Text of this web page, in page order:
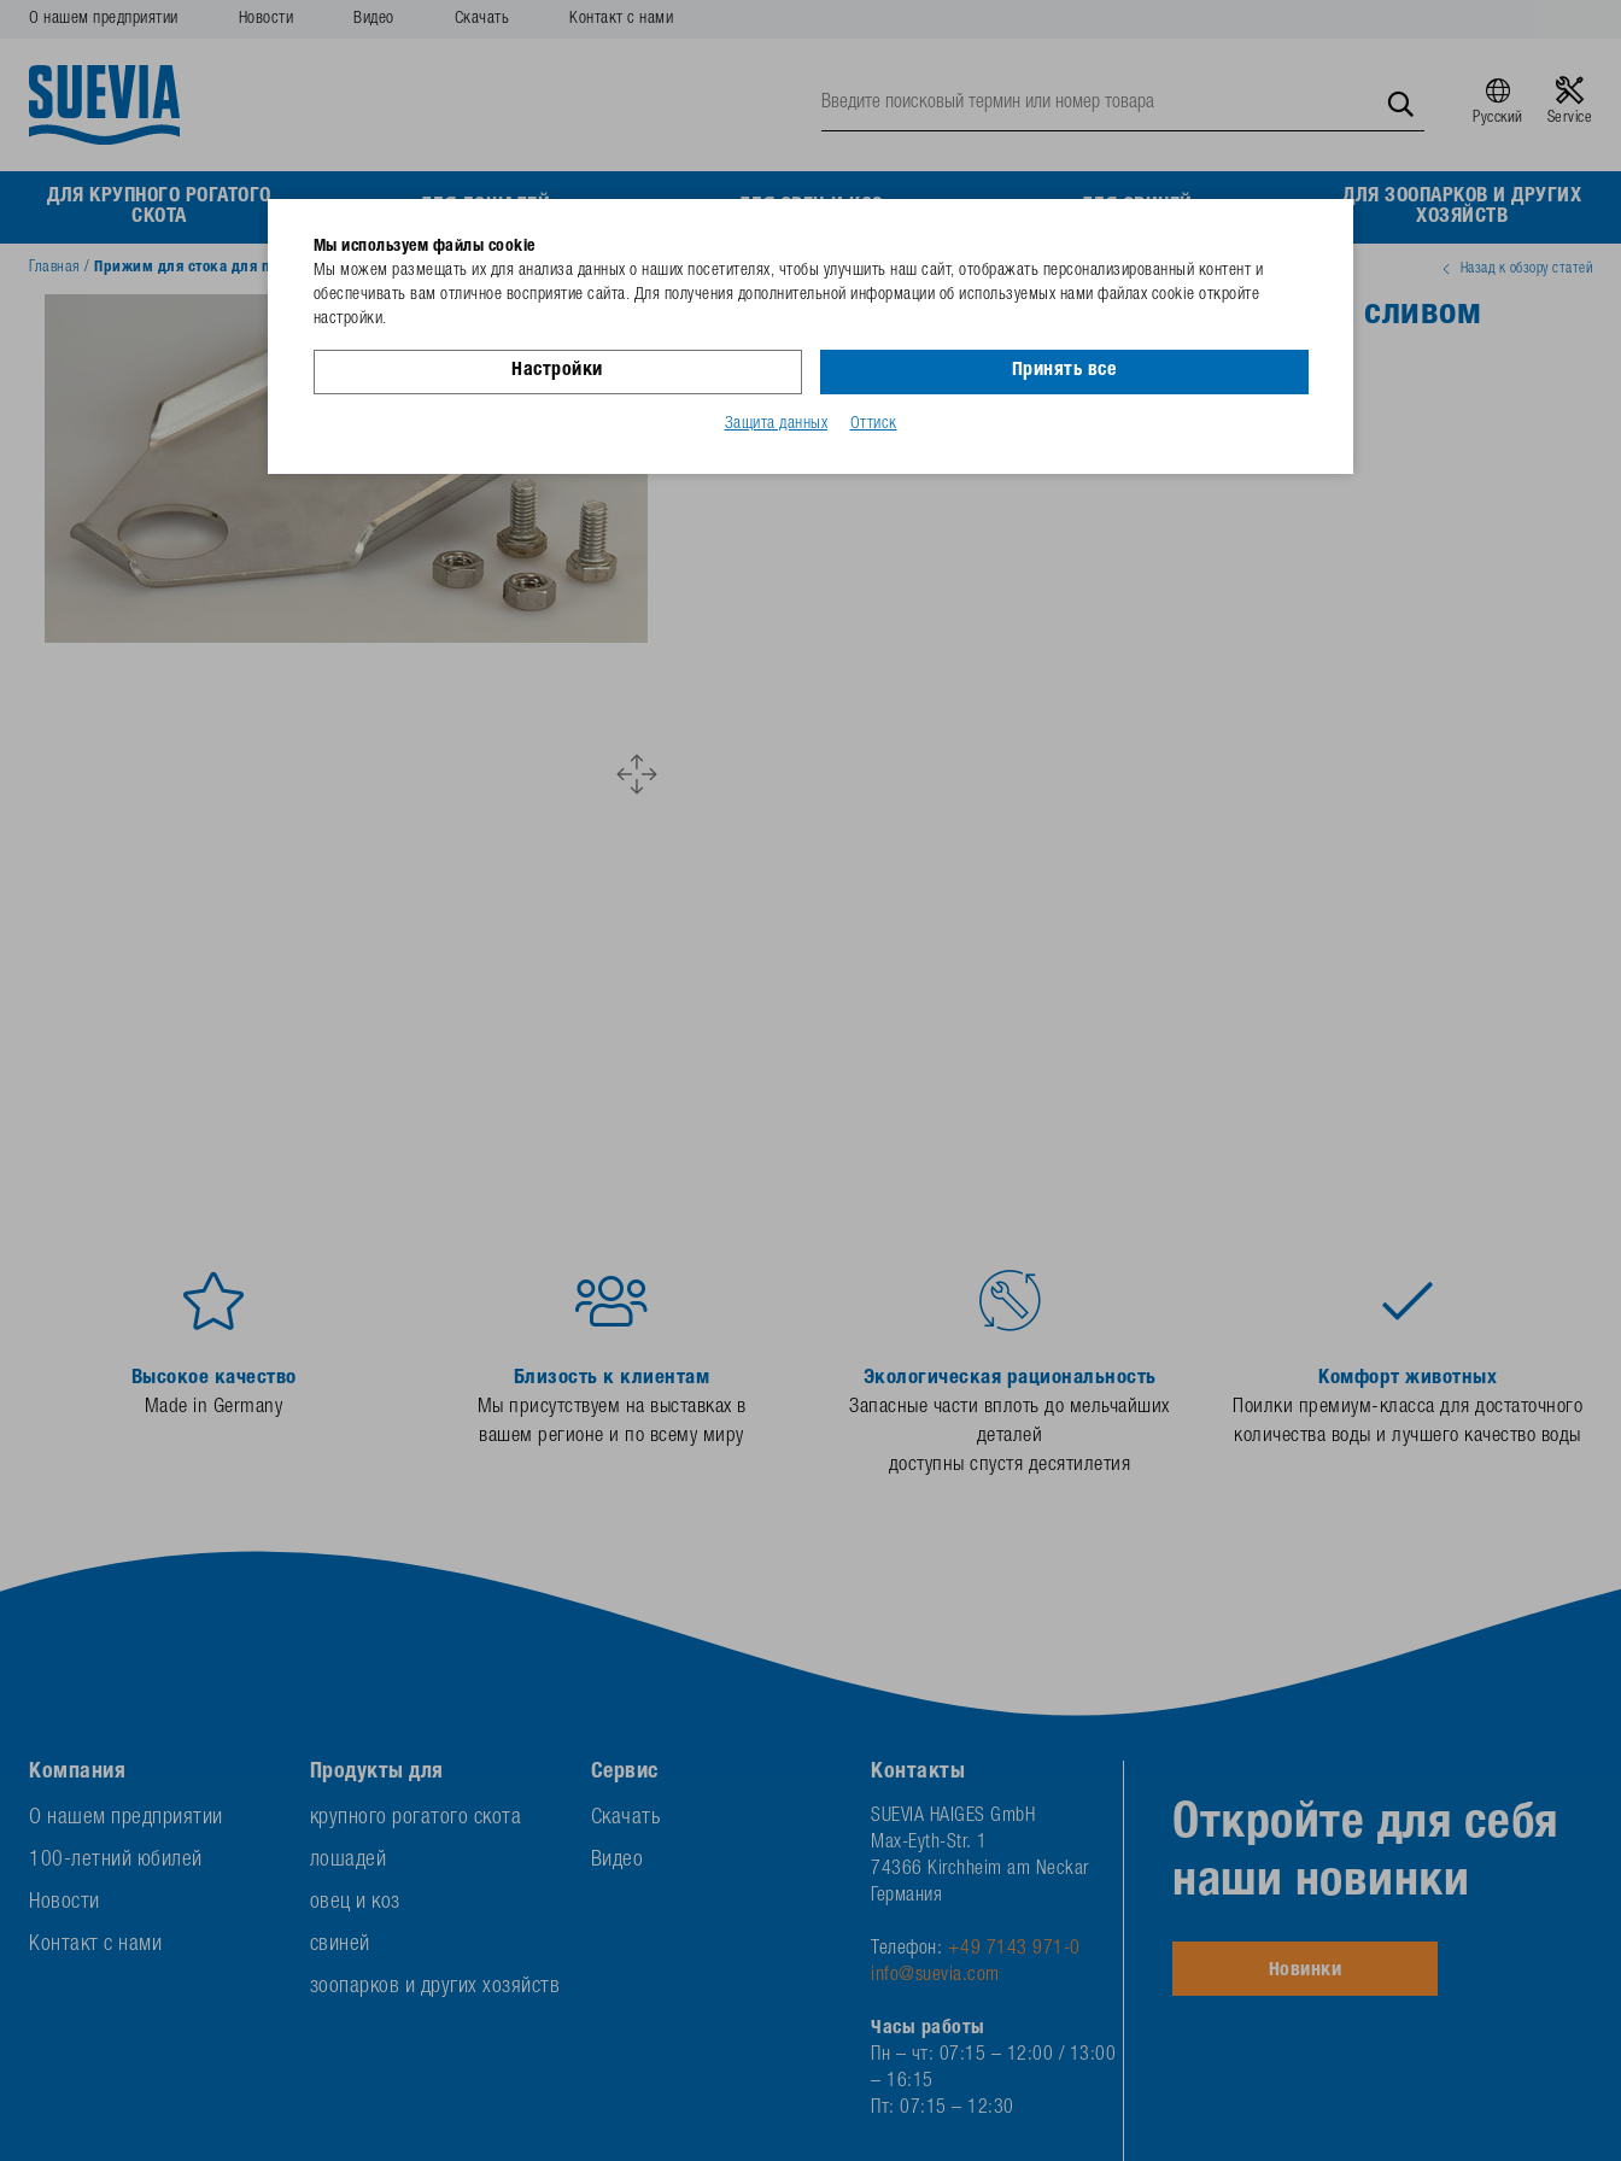
О нашем предприятии Новости Видео Скачать Контакт с нами
Русский Service
ДЛЯ КРУПНОГО РОГАТОГО
СКОТА
ДЛЯ ЗООПАРКОВ И ДРУГИХ
ХОЗЯЙСТВ
Главная / Прижим для стока для поилки с быстрым сливом Назад к обзору статей
Прижим для стока для поилки с быстрым сливом
132.6038
Высокое качество
Made in Germany
Близость к клиентам
Мы присутствуем на выставках в
вашем регионе и по всему миру
Экологическая рациональность
Запасные части вплоть до мельчайших
деталей
доступны спустя десятилетия
Комфорт животных
Поилки премиум-класса для достаточного
количества воды и лучшего качество воды
Компания
О нашем предприятии
100-летний юбилей
Новости
Контакт с нами
Продукты для
крупного рогатого скота
лошадей
овец и коз
свиней
зоопарков и других хозяйств
Сервис
Скачать
Видео
Контакты
SUEVIA HAIGES GmbH
Max-Eyth-Str. 1
74366 Kirchheim am Neckar
Германия
Телефон: +49 7143 971-0
info@suevia.com
Часы работы
Пн – чт: 07:15 – 12:00 / 13:00
– 16:15
Пт: 07:15 – 12:30
Откройте для себя
наши новинки
Новинки
Мы используем файлы cookie
Мы можем размещать их для анализа данных о наших посетителях, чтобы улучшить наш сайт, отображать персонализированный контент и
обеспечивать вам отличное восприятие сайта. Для получения дополнительной информации об используемых нами файлах cookie откройте
настройки.
Настройки Принять все
Защита данных Оттиск